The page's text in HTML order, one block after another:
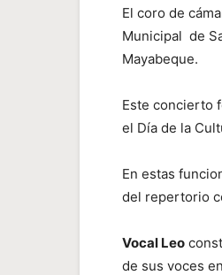
El coro de
Municipal de
Mayabeque.
Este concierto
el Día de la
En estas
del repertorio
Vocal Leo
de sus voces